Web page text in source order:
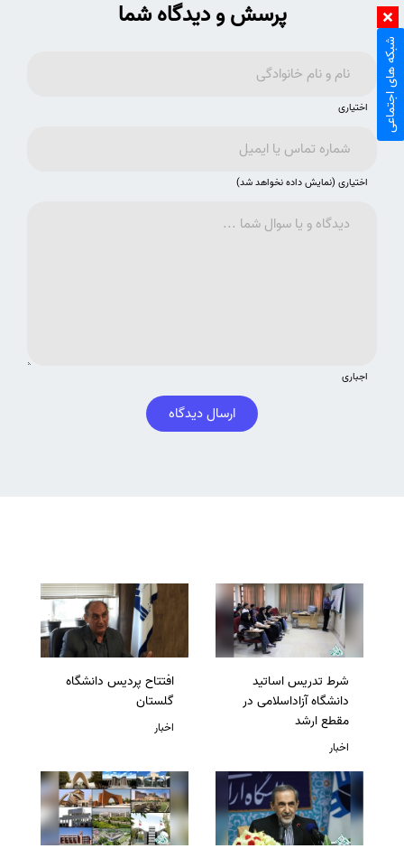
پرسش و دیدگاه شما
اختیاری
اختیاری (نمایش داده نخواهد شد)
اجباری
ارسال دیدگاه
شرط تدریس اساتید
دانشگاه آزاداسلامی در
مقطع ارشد
اخبار
افتتاح پردیس دانشگاه
گلستان
اخبار
شبکه های اجتماعی